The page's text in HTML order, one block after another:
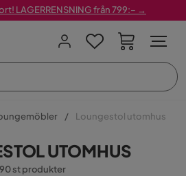
LAGERRENSNING från 799:– →
Loungestol utomhus
UTOMHUS
90 st produkter